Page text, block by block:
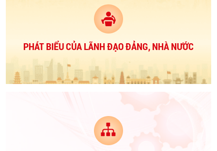
PHÁT BIỂU CỦA LÃNH ĐẠO ĐẢNG, NHÀ NƯỚC